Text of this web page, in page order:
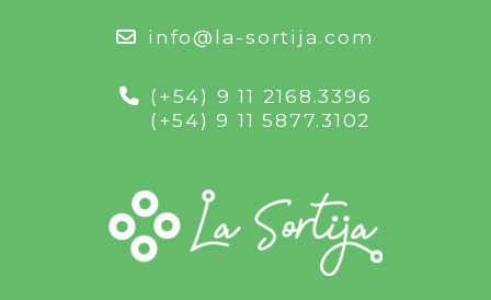
info@la-sortija.com
(+54) 9 11 2168.3396
(+54) 9 11 5877.3102